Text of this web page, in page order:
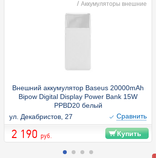
/ Аккумуляторы внешние
Внешний аккумулятор Baseus 20000mAh
Bipow Digital Display Power Bank 15W
PPBD20 белый
ул. Декабристов, 27
Cравнить
2 190 руб. Купить